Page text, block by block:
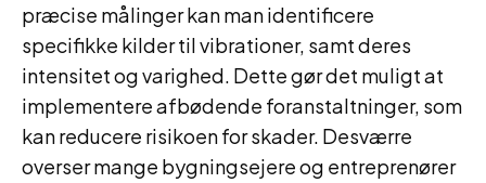
præcise målinger kan man identificere
specifikke kilder til vibrationer, samt deres
intensitet og varighed. Dette gør det muligt at
implementere afbødende foranstaltninger, som
kan reducere risikoen for skader. Desværre
overser mange bygningsejere og entreprenører